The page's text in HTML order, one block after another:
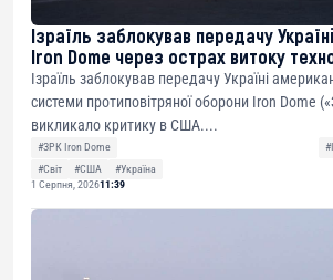
Ізраїль заблокував передачу
Iron Dome через острах витоку
Ізраїль заблокував передачу Україні
системи протиповітряної оборони Iron Dome
викликало критику в США....
#ЗРК Iron Dome
#Світ
#США
#Україна
1 Серпня, 202611:39